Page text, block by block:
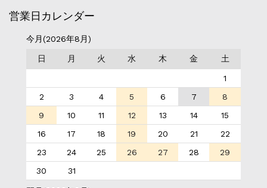
営業日カレンダー
今月(2026年8月)
日 月 火 水 木 金 土
1
2
3 4 5 6 7
8
9
10 11 12 13 14
15
16
17 18 19 20 21
22
23
24 25 26 27 28
29
30
31